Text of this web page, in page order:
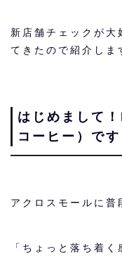
新店舗チェックが大
てきたので紹介しま
はじめまして
コーヒー）です
アクロスモールに
「ちょっと落ち着